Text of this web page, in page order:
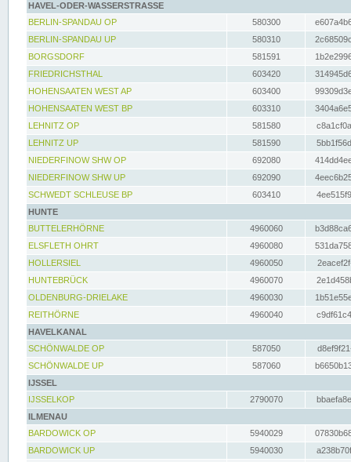
HAVEL-ODER-WASSERSTRASSE
BERLIN-SPANDAU OP
580300
BERLIN-SPANDAU UP
580310
BORGSDORF
581591
FRIEDRICHSTHAL
603420
HOHENSAATEN WEST AP
603400
HOHENSAATEN WEST BP
603310
LEHNITZ OP
581580
LEHNITZ UP
581590
NIEDERFINOW SHW OP
692080
NIEDERFINOW SHW UP
692090
SCHWEDT SCHLEUSE BP
603410
HUNTE
BUTTELERHÖRNE
4960060
ELSFLETH OHRT
4960080
HOLLERSIEL
4960050
HUNTEBRÜCK
4960070
OLDENBURG-DRIELAKE
4960030
REITHÖRNE
4960040
HAVELKANAL
SCHÖNWALDE OP
587050
SCHÖNWALDE UP
587060
IJSSEL
IJSSELKOP
2790070
ILMENAU
BARDOWICK OP
5940029
BARDOWICK UP
5940030